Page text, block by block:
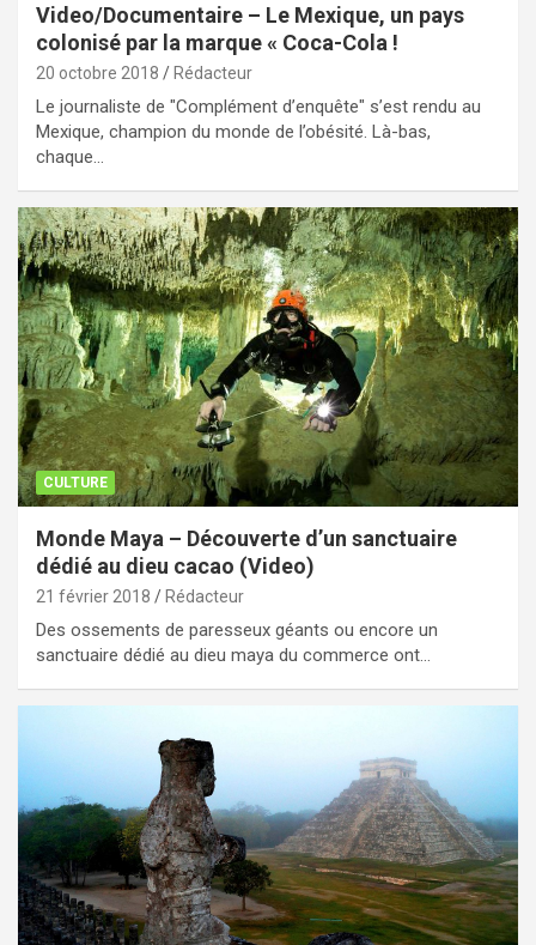
Video/Documentaire – Le Mexique, un pays
colonisé par la marque « Coca-Cola !
20 octobre 2018 Rédacteur
Le journaliste de "Complément d’enquête" s’est rendu au
Mexique, champion du monde de l’obésité. Là-bas,
chaque…
CULTURE
Monde Maya – Découverte d’un sanctuaire
dédié au dieu cacao (Video)
21 février 2018 Rédacteur
Des ossements de paresseux géants ou encore un
sanctuaire dédié au dieu maya du commerce ont…